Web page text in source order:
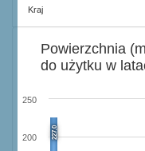
Kraj
227,0
200
250
Powierzchnia (m
do użytku w